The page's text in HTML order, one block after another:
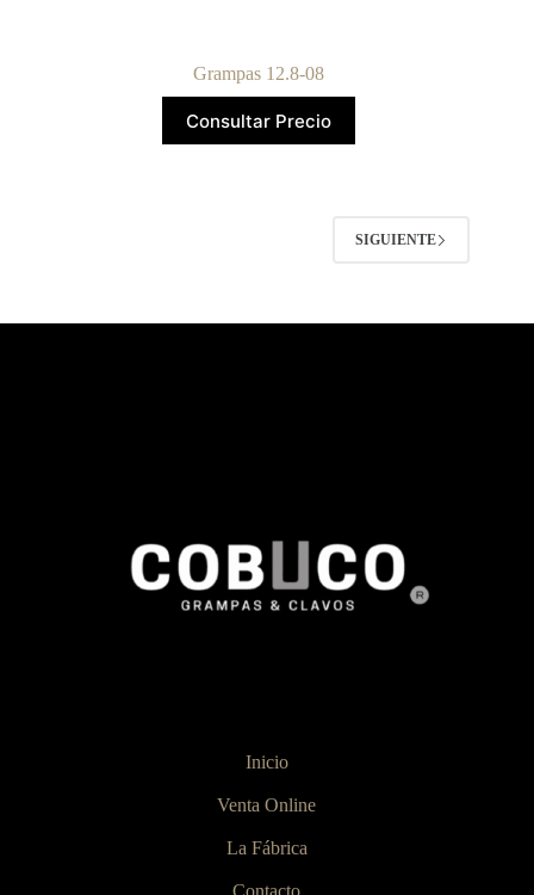
Grampas 12.8-08
Consultar Precio
SIGUIENTE
Inicio
Venta Online
La Fábrica
Contacto